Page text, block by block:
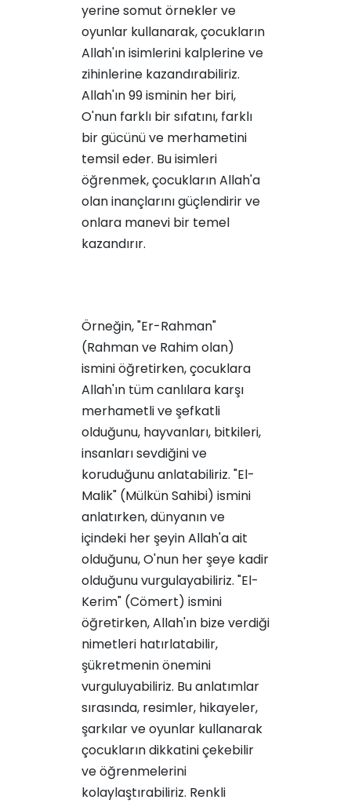
yerine somut örnekler ve
oyunlar kullanarak, çocukların
Allah'ın isimlerini kalplerine ve
zihinlerine kazandırabiliriz.
Allah'ın 99 isminin her biri,
O'nun farklı bir sıfatını, farklı
bir gücünü ve merhametini
temsil eder. Bu isimleri
öğrenmek, çocukların Allah'a
olan inançlarını güçlendirir ve
onlara manevi bir temel
kazandırır.
Örneğin, "Er-Rahman"
(Rahman ve Rahim olan)
ismini öğretirken, çocuklara
Allah'ın tüm canlılara karşı
merhametli ve şefkatli
olduğunu, hayvanları, bitkileri,
insanları sevdiğini ve
koruduğunu anlatabiliriz. "El-
Malik" (Mülkün Sahibi) ismini
anlatırken, dünyanın ve
içindeki her şeyin Allah'a ait
olduğunu, O'nun her şeye kadir
olduğunu vurgulayabiliriz. "El-
Kerim" (Cömert) ismini
öğretirken, Allah'ın bize verdiği
nimetleri hatırlatabilir,
şükretmenin önemini
vurguluyabiliriz. Bu anlatımlar
sırasında, resimler, hikayeler,
şarkılar ve oyunlar kullanarak
çocukların dikkatini çekebilir
ve öğrenmelerini
kolaylaştırabiliriz. Renkli